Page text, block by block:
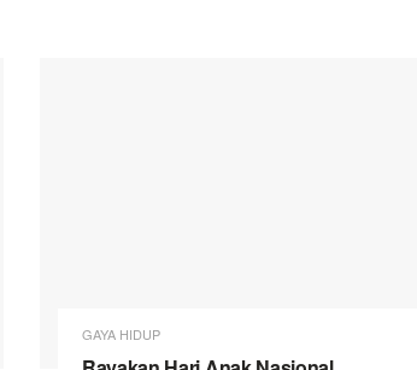
GAYA HIDUP